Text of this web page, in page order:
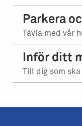
Parkera
Tävla med vår
Inför ditt
Till dig som ska